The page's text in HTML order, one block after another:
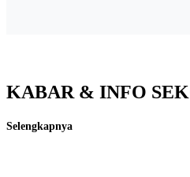
KABAR & INFO
Selengkapnya